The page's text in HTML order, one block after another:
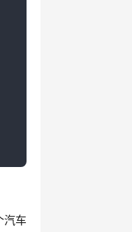
汽车